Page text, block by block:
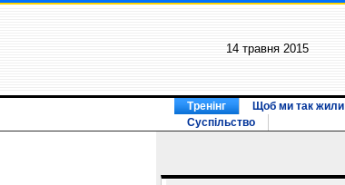
14 травня 2015
Тренінг Щоб ми так жили
Суспільство